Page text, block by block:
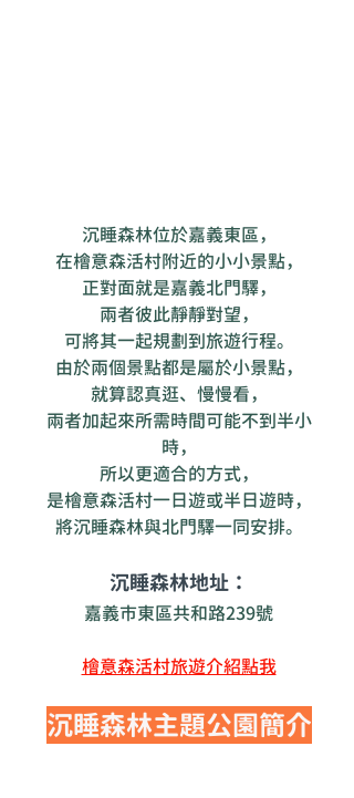
沉睡森林位於嘉義東區，
在檜意森活村附近的小小景點，
正對面就是嘉義北門驛，
兩者彼此靜靜對望，
可將其一起規劃到旅遊行程。
由於兩個景點都是屬於小景點，
就算認真逛、慢慢看，
兩者加起來所需時間可能不到半小
時，
所以更適合的方式，
是檜意森活村一日遊或半日遊時，
將沉睡森林與北門驛一同安排。
沉睡森林地址：
嘉義市東區共和路239號
檜意森活村旅遊介紹點我
沉睡森林主題公園簡介